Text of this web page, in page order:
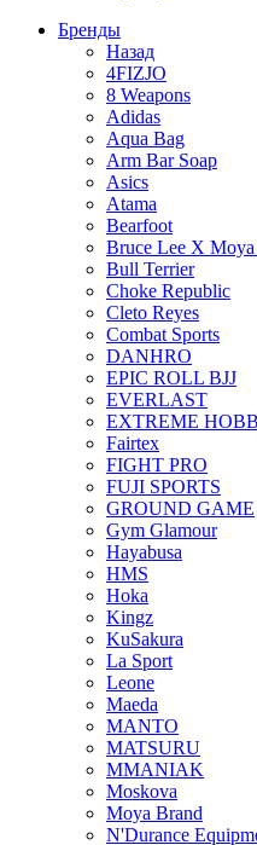
Бренды
Назад
4FIZJO
8 Weapons
Adidas
Aqua Bag
Arm Bar Soap
Asics
Atama
Bearfoot
Bruce Lee X Moya
Bull Terrier
Choke Republic
Cleto Reyes
Combat Sports
DANHRO
EPIC ROLL BJJ
EVERLAST
EXTREME
Fairtex
FIGHT PRO
FUJI SPORTS
GROUND GAME
Gym Glamour
Hayabusa
HMS
Hoka
Kingz
KuSakura
La Sport
Leone
Maeda
MANTO
MATSURU
MMANIAK
Moskova
Moya Brand
N'Durance